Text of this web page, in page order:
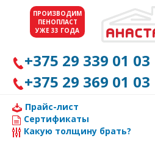
+375 29 339 01 03
+375 29 369 01 03
Прайс-лист
Сертификаты
Какую толщину брать?
ПРОИЗВОДИМ
ПЕНОПЛАСТ
УЖЕ 33 ГОДА